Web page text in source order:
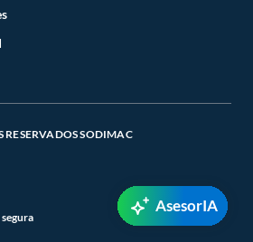
RESERVADOS SODIMAC
AsesorIA